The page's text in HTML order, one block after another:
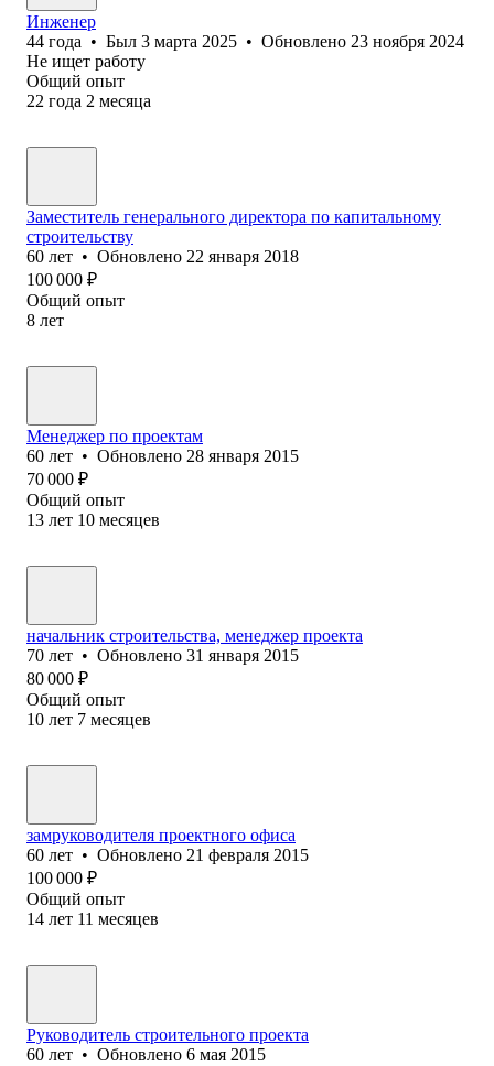
Инженер
44 года • Был 3 марта 2025 • Обновлено 23 ноября 2024
Не ищет работу
Общий опыт
22 года 2 месяца
Заместитель генерального директора по капитальному
строительству
60 лет • Обновлено 22 января 2018
100 000 ₽
Общий опыт
8 лет
Менеджер по проектам
60 лет • Обновлено 28 января 2015
70 000 ₽
Общий опыт
13 лет 10 месяцев
начальник строительства, менеджер проекта
70 лет • Обновлено 31 января 2015
80 000 ₽
Общий опыт
10 лет 7 месяцев
замруководителя проектного офиса
60 лет • Обновлено 21 февраля 2015
100 000 ₽
Общий опыт
14 лет 11 месяцев
Руководитель строительного проекта
60 лет • Обновлено 6 мая 2015